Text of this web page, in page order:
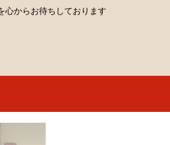
心からお待ちしております